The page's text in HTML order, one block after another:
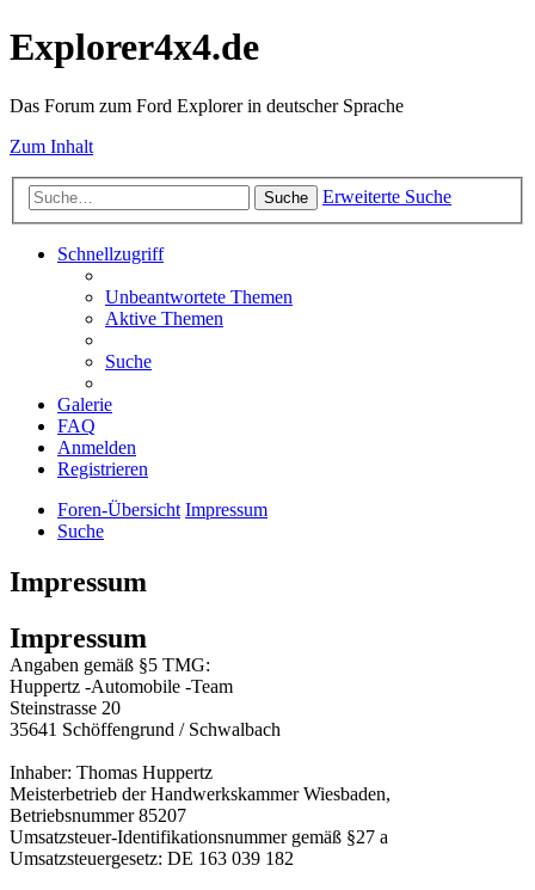
Explorer4x4.de
Das Forum zum Ford Explorer in deutscher Sprache
Zum Inhalt
Suche Erweiterte Suche
Schnellzugriff
Unbeantwortete Themen
Aktive Themen
Suche
Galerie
FAQ
Anmelden
Registrieren
Foren-Übersicht Impressum
Suche
Impressum
Impressum
Angaben gemäß §5 TMG:
Huppertz -Automobile -Team
Steinstrasse 20
35641 Schöffengrund / Schwalbach
Inhaber: Thomas Huppertz
Meisterbetrieb der Handwerkskammer Wiesbaden,
Betriebsnummer 85207
Umsatzsteuer-Identifikationsnummer gemäß §27 a
Umsatzsteuergesetz: DE 163 039 182